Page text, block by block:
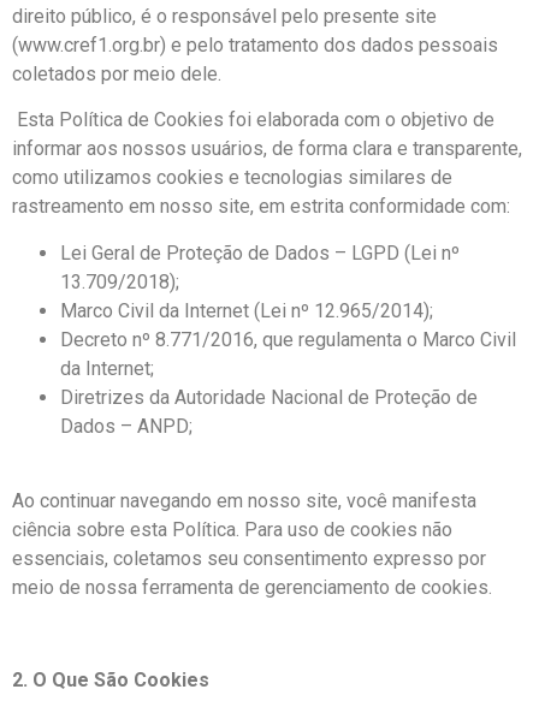
direito público, é o responsável pelo presente site
(www.cref1.org.br) e pelo tratamento dos dados pessoais
coletados por meio dele.
Esta Política de Cookies foi elaborada com o objetivo de
informar aos nossos usuários, de forma clara e transparente,
como utilizamos cookies e tecnologias similares de
rastreamento em nosso site, em estrita conformidade com:
Lei Geral de Proteção de Dados – LGPD (Lei nº
13.709/2018);
Marco Civil da Internet (Lei nº 12.965/2014);
Decreto nº 8.771/2016, que regulamenta o Marco Civil
da Internet;
Diretrizes da Autoridade Nacional de Proteção de
Dados – ANPD;
Ao continuar navegando em nosso site, você manifesta
ciência sobre esta Política. Para uso de cookies não
essenciais, coletamos seu consentimento expresso por
meio de nossa ferramenta de gerenciamento de cookies.
2. O Que São Cookies